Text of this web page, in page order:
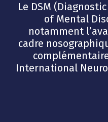
Le DSM
of Mental
notamment
cadre
International